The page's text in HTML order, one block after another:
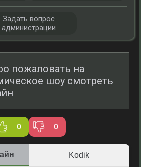
пожаловать на
шоу смотреть
0 0
Kodik
Задать вопрос
администрации